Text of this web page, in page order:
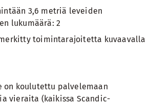
3,6 metriä leveiden
lukumäärä: 2
toimintarajoitetta kuvaavalla
on koulutettu palvelemaan
vieraita (kaikissa Scandic-